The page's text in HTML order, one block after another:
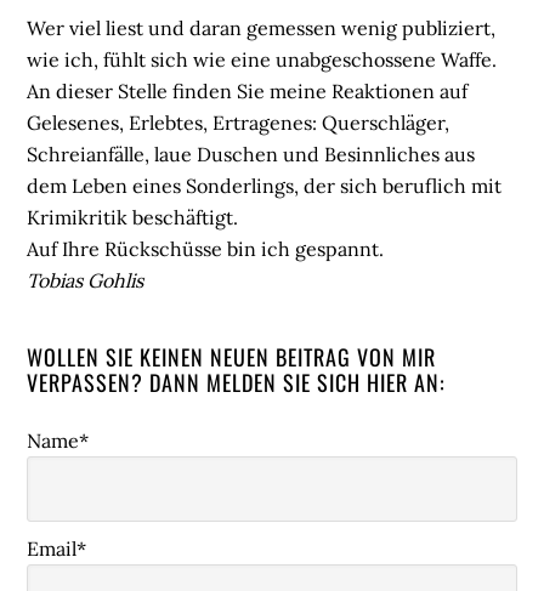
Wer viel liest und daran gemessen wenig publiziert,
wie ich, fühlt sich wie eine unabgeschossene Waffe.
An dieser Stelle finden Sie meine Reaktionen auf
Gelesenes, Erlebtes, Ertragenes: Querschläger,
Schreianfälle, laue Duschen und Besinnliches aus
dem Leben eines Sonderlings, der sich beruflich mit
Krimikritik beschäftigt.
Auf Ihre Rückschüsse bin ich gespannt.
Tobias Gohlis
WOLLEN SIE KEINEN NEUEN BEITRAG VON MIR
VERPASSEN? DANN MELDEN SIE SICH HIER AN:
Name*
Email*